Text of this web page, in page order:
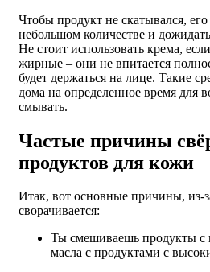
Чтобы продукт не скатывался,
небольшом количестве и
Не стоит использовать крема,
жирные – они не впитается
будет держаться на лице. Такие
дома на определенное время для
смывать.
Частые причины
продуктов для кожи
Итак, вот основные причины, из-
сворачивается:
Ты смешиваешь продукты с
масла с продуктами с